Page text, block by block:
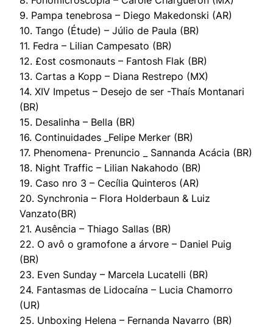
9. Pampa tenebrosa – Diego Makedonski (AR)
10. Tango (Étude) – Júlio de Paula (BR)
11. Fedra – Lilian Campesato (BR)
12. £ost cosmonauts – Fantosh Flak (BR)
13. Cartas a Kopp – Diana Restrepo (MX)
14. XIV Impetus – Desejo de ser -Thaís Montanari
(BR)
15. Desalinha – Bella (BR)
16. Continuidades _Felipe Merker (BR)
17. Phenomena- Prenuncio _ Sannanda Acácia (BR)
18. Night Traffic – Lilian Nakahodo (BR)
19. Caso nro 3 – Cecília Quinteros (AR)
20. Synchronia – Flora Holderbaun & Luiz
Vanzato(BR)
21. Ausência – Thiago Sallas (BR)
22. O avô o gramofone a árvore – Daniel Puig
(BR)
23. Even Sunday – Marcela Lucatelli (BR)
24. Fantasmas de Lidocaína – Lucia Chamorro
(UR)
25. Unboxing Helena – Fernanda Navarro (BR)